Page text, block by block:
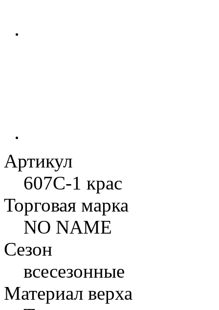
Артикул
607C-1 крас
Торговая марка
NO NAME
Сезон
всесезонные
Материал верха